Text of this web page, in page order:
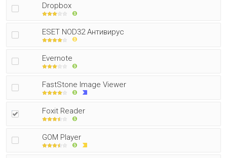
Dropbox
ESET NOD32 Антивирус
Evernote
FastStone Image Viewer
Foxit Reader
GOM Player